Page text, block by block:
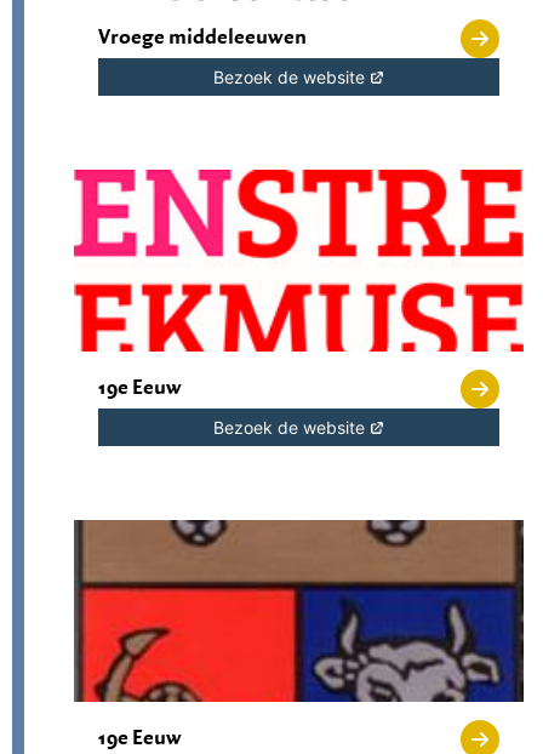
Vroege middeleeuwen
Bezoek de website
19e Eeuw
Bezoek de website
19e Eeuw